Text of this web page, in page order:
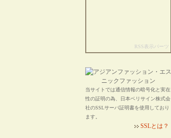
RSS表示パーツ
当サイトでは通信情報の暗号化と実在
性の証明の為、日本ベリサイン株式会
社のSSLサーバ証明書を使用しており
ます。
SSLとは？